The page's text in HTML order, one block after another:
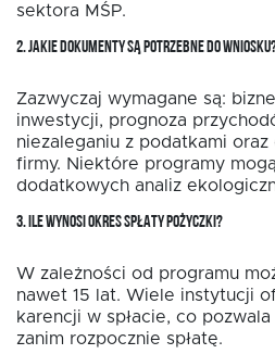
sektora MŚP.
2. JAKIE DOKUMENTY SĄ POTRZEBNE DO
Zazwyczaj wymagane są:
inwestycji, prognoza
niezaleganiu z podatkami
firmy. Niektóre programy
dodatkowych analiz
3. ILE WYNOSI OKRES SPŁATY POŻYCZKI?
W zależności od programu
nawet 15 lat. Wiele instytucji
karencji w spłacie, co
zanim rozpocznie spłatę.